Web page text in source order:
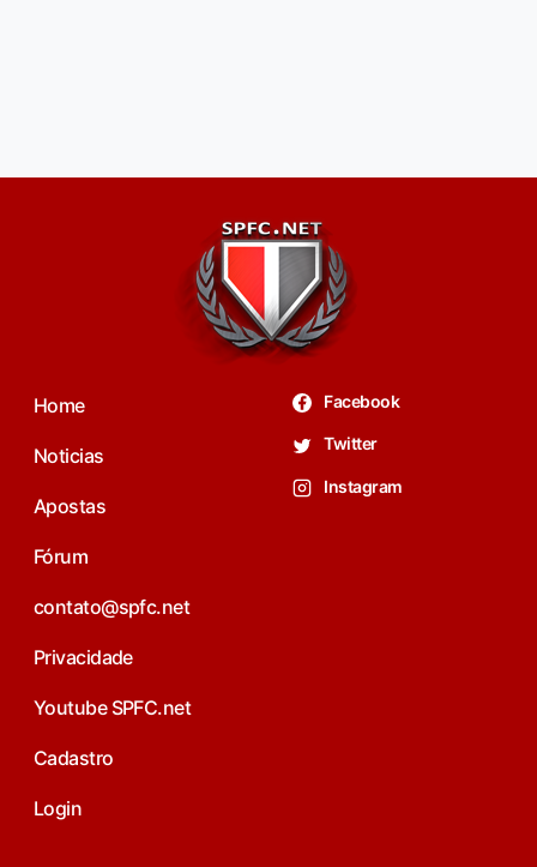
Home
Noticias
Apostas
Fórum
contato@spfc.net
Privacidade
Youtube SPFC.net
Cadastro
Login
Facebook
Twitter
Instagram